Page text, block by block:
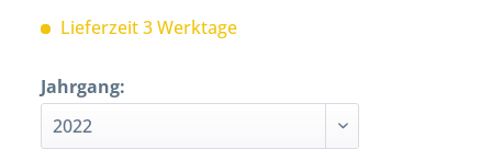
Lieferzeit 3 Werktage
Jahrgang: